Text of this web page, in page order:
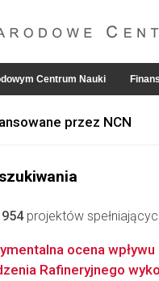
Centrum Nauki
przez NCN
projektów
ocena
Rafineryjnego